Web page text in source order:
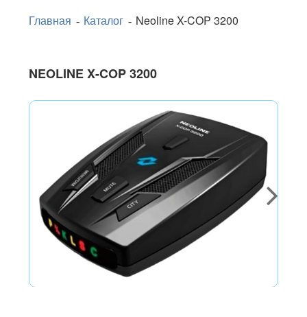
Главная Каталог Neoline X-COP 3200
NEOLINE X-COP 3200